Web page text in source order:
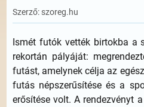
Szerző: szoreg.hu
Ismét futók vették birtokba a
rekortán pályáját:
futást, amelynek célja az
futás népszerűsítése és a
erősítése volt. A rendezvényt